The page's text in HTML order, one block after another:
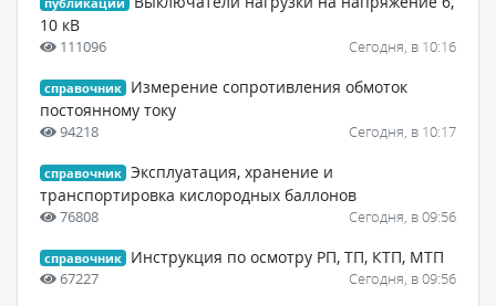
10 кВ
111096 Сегодня, в 10:16
справочник
Измерение сопротивления обмоток
постоянному току
94218 Сегодня, в 10:17
справочник Эксплуатация, хранение и
транспортировка кислородных баллонов
76808 Сегодня, в 09:56
справочник Инструкция по осмотру РП, ТП, КТП, МТП
67227 Сегодня, в 09:56